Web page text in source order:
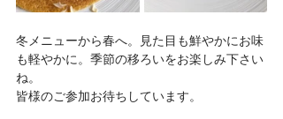
冬メニューから春へ。見た目も鮮やかにお味
も軽やかに。季節の移ろいをお楽しみ下さい
ね。
皆様のご参加お待ちしています。